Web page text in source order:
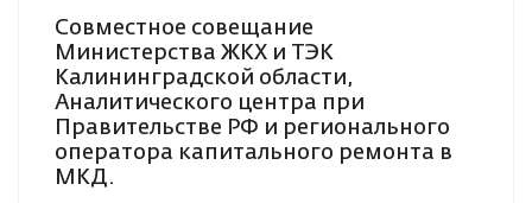
Совместное совещание
Министерства ЖКХ и ТЭК
Калининградской области,
Аналитического центра при
Правительстве РФ и регионального
оператора капитального ремонта в
МКД.